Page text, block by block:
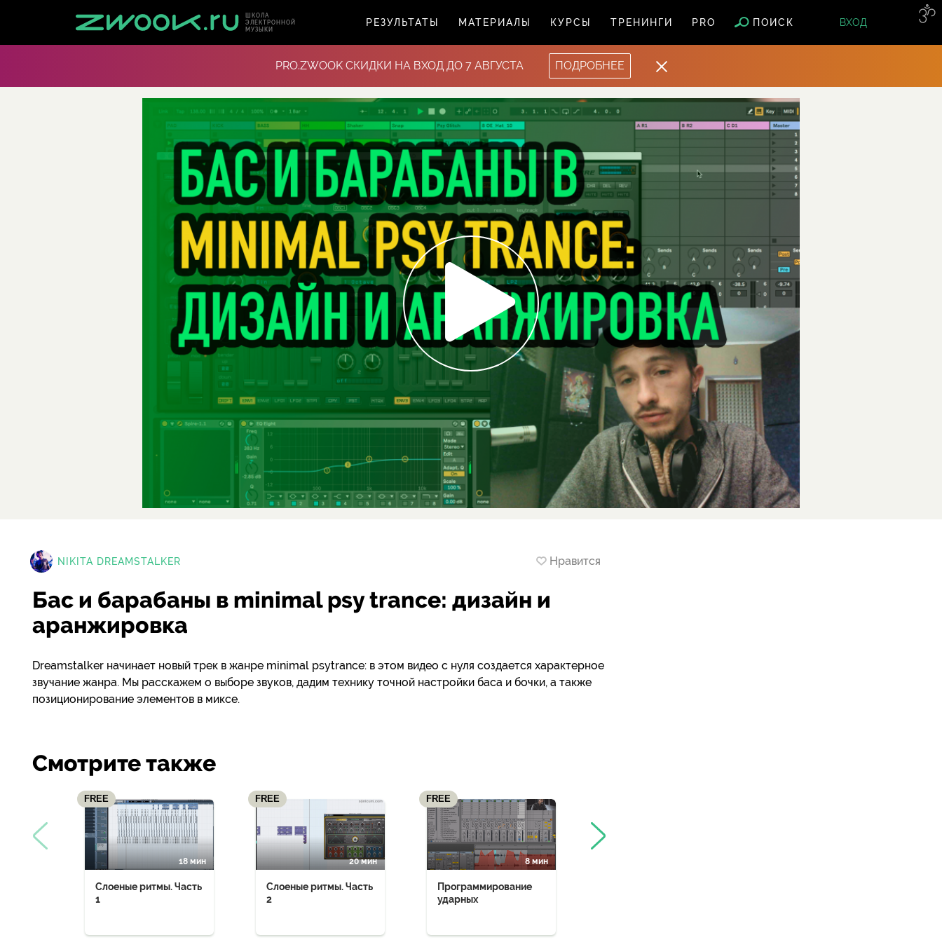
ШКОЛА
ЭЛЕКТРОННОЙ
МУЗЫКИ
РЕЗУЛЬТАТЫ МАТЕРИАЛЫ КУРСЫ ТРЕНИНГИ PRO ПОИСК ВХОД
PRO.ZWOOK СКИДКИ НА ВХОД ДО 7 АВГУСТА ПОДРОБНЕЕ
NIKITA DREAMSTALKER Нравится
Бас и барабаны в minimal psy trance: дизайн и
аранжировка
Dreamstalker начинает новый трек в жанре minimal psytrance: в этом видео с нуля создается характерное
звучание жанра. Мы расскажем о выборе звуков, дадим технику точной настройки баса и бочки, а также
позиционирование элементов в миксе.
Смотрите также
FREE
18 мин
Слоеные ритмы. Часть
1
FREE
20 мин
Слоеные ритмы. Часть
2
FREE
8 мин
Программирование
ударных